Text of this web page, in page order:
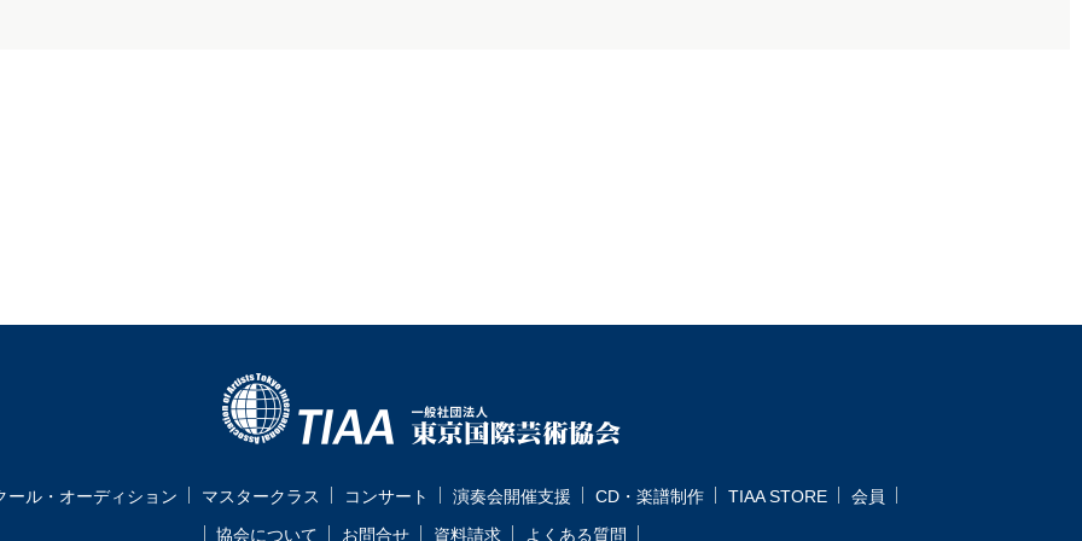
ール・オーディション マスタークラス コンサート 演奏会開催支援 CD・楽譜制作 TIAA STORE
会員
協会について
お問合せ 資料請求 よくある質問